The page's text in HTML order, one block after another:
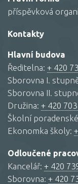
příspěvková
Kontakty
Hlavní budova
Ředitelna: + 420
Sborovna I.
Sborovna II.
Družina: + 420
Školní
Ekonomka školy:
Odloučené
Kancelář: + 420
Sborovna: + 420